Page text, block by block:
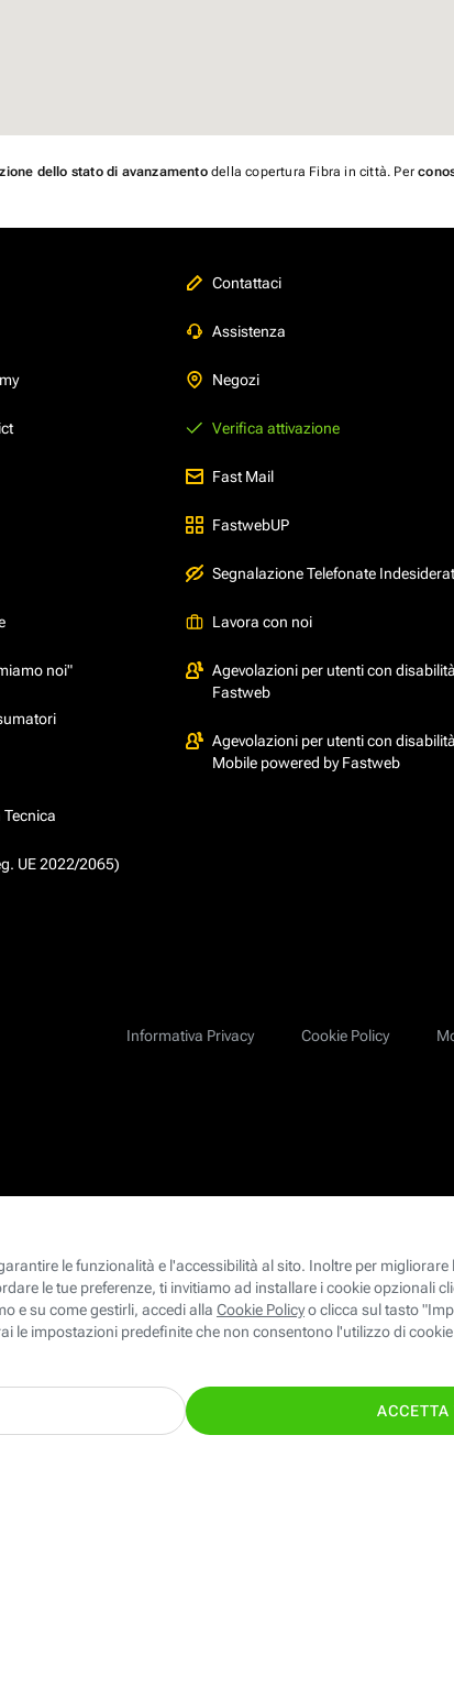
dello stato di avanzamentodella copertura Fibra in città. Per
giuste per te con il supporto
TI CHIAMIAMO GRATIS
noi"
UE 2022/2065)
Contattaci
Assistenza
Negozi
Verifica attivazione
Fast Mail
FastwebUP
Segnalazione Telefonate
Lavora con noi
Agevolazioni per utenti con
Fastweb
Agevolazioni per utenti con
Mobile powered by Fastweb
Informativa Privacy
Cookie Policy